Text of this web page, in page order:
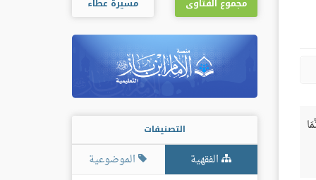
مجموع الفتاوى مسيرة عطاء
التصنيفات
الفقهية
الموضوعية